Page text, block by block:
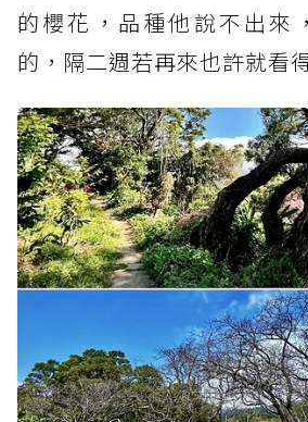
的櫻花，品種他說不出來
的，隔二週若再來也許就看